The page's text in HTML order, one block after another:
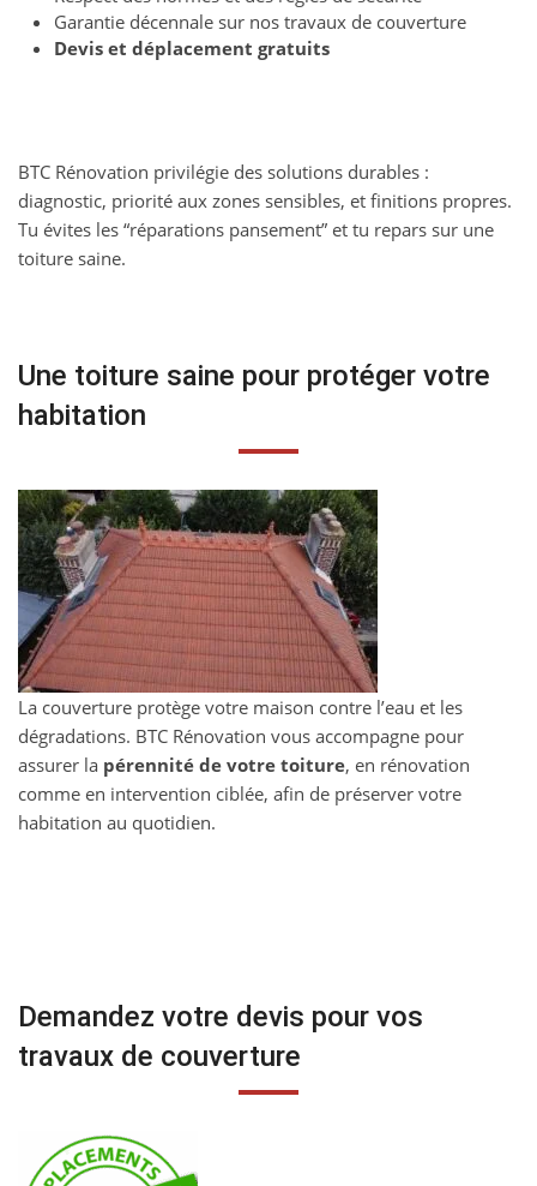
Garantie décennale sur nos travaux de couverture
Devis et déplacement gratuits
BTC Rénovation privilégie des solutions durables :
diagnostic, priorité aux zones sensibles, et finitions propres.
Tu évites les “réparations pansement” et tu repars sur une
toiture saine.
Une toiture saine pour protéger votre
habitation
La couverture protège votre maison contre l’eau et les
dégradations. BTC Rénovation vous accompagne pour
assurer la pérennité de votre toiture, en rénovation
comme en intervention ciblée, afin de préserver votre
habitation au quotidien.
Demandez votre devis pour vos
travaux de couverture